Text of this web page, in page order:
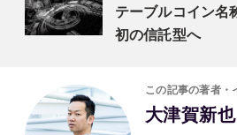
テーブルコイン名
初の信託型へ
この記事の著者・
大津賀新也